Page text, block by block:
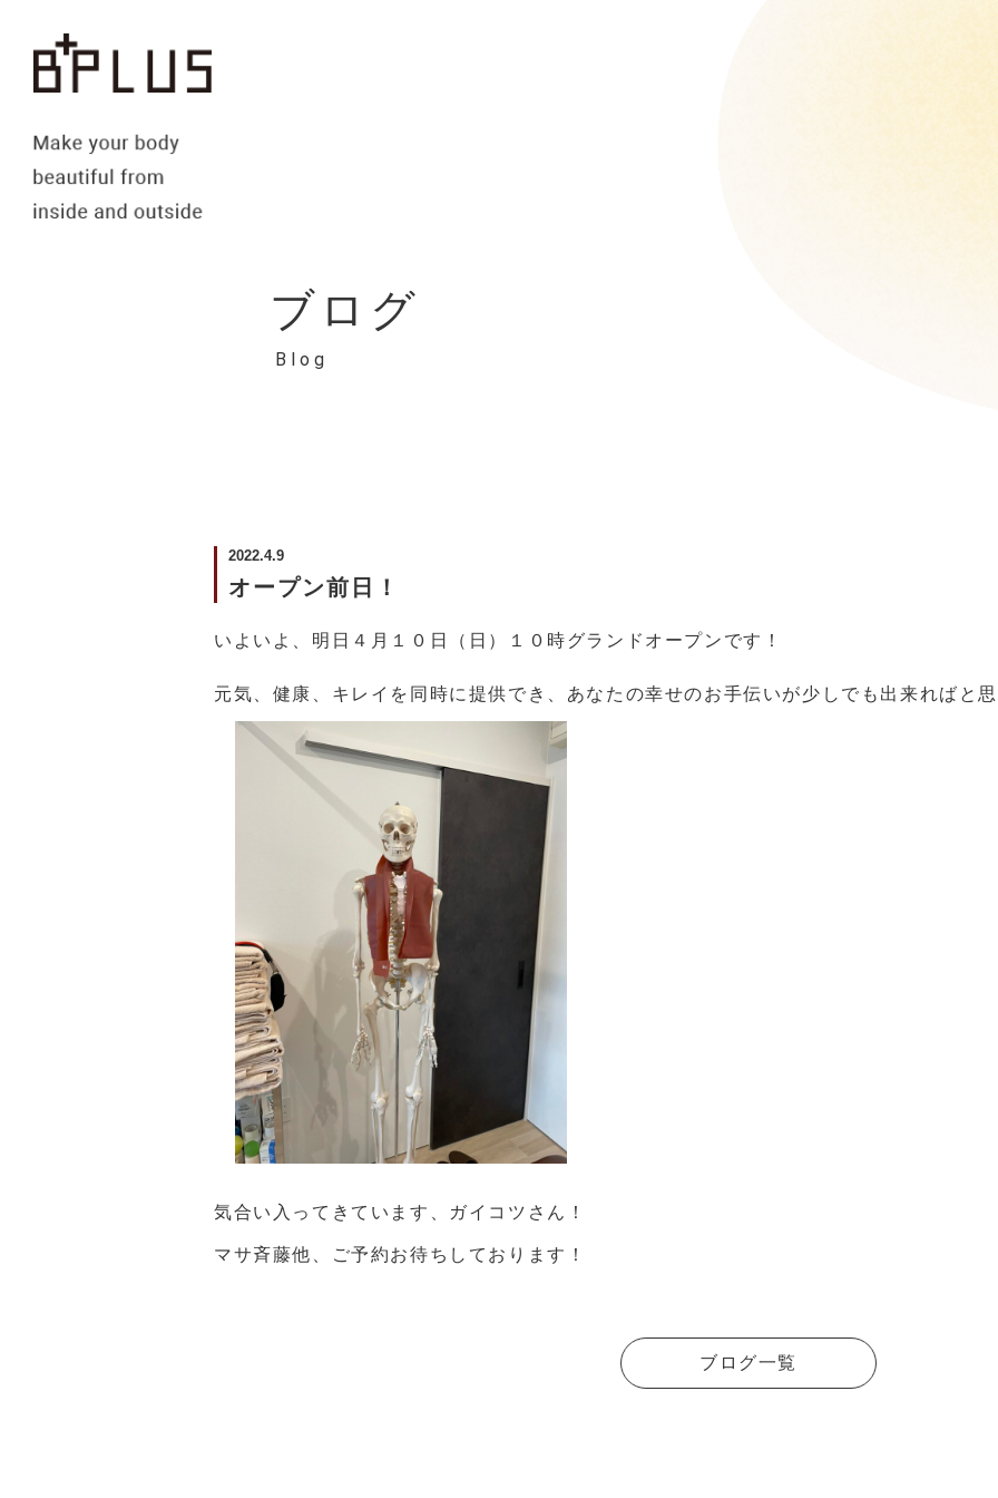
ブログ
Blog
2022.4.9
オープン前日！
いよいよ、明日４月１０日（日）１０時グランドオープンです！
元気、健康、キレイを同時に提供でき、あなたの幸せのお手伝いが少しでも出来ればと思
気合い入ってきています、ガイコツさん！
マサ斉藤他、ご予約お待ちしております！
ブログ一覧